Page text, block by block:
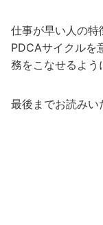
仕事が早い人の特
PDCAサイクルを
務をこなせるよう
最後までお読みい